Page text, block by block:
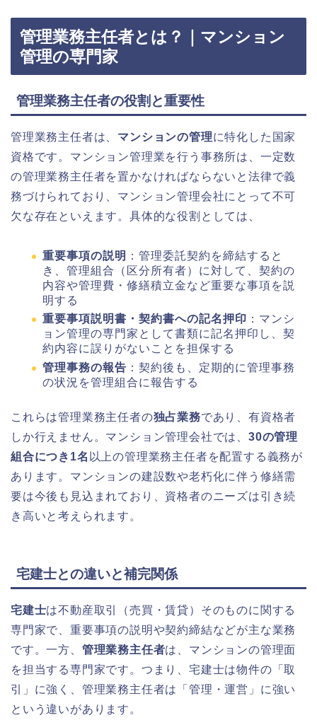
管理業務主任者とは？｜マンション
管理の専門家
管理業務主任者の役割と重要性
管理業務主任者は、 マンションの管理に特化した国家
資格です。マンション管理業を行う事務所は、一定数
の管理業務主任者を置かなければならないと法律で義
務づけられており、マンション管理会社にとって不可
欠な存在といえます。具体的な役割としては、
重要事項の説明 ：管理委託契約を締結すると
き、管理組合（区分所有者）に対して、契約の
内容や管理費・修繕積立金など重要な事項を説
明する
重要事項説明書・契約書への記名押印 ：マンシ
ョン管理の専門家として書類に記名押印し、契
約内容に誤りがないことを担保する
管理事務の報告 ：契約後も、定期的に管理事務
の状況を管理組合に報告する
これらは管理業務主任者の独占業務であり、有資格者
しか行えません。マンション管理会社では、 30の管理
組合につき1名 以上の管理業務主任者を配置する義務が
あります。マンションの建設数や老朽化に伴う修繕需
要は今後も見込まれており、資格者のニーズは引き続
き高いと考えられます。
宅建士との違いと補完関係
宅建士は不動産取引（売買・賃貸）そのものに関する
専門家で、重要事項の説明や契約締結などが主な業務
です。一方、 管理業務主任者は、マンションの管理面
を担当する専門家です。つまり、宅建士は物件の「取
引」に強く、管理業務主任者は「管理・運営」に強い
という違いがあります。